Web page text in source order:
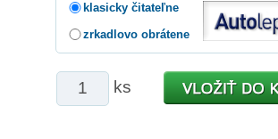
klasicky čitateľne
zrkadlovo obrátene
ks